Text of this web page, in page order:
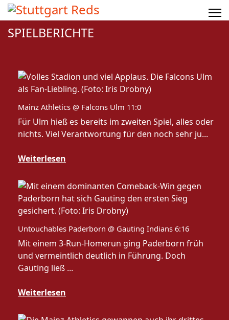
SPIELBERICHTE
Mainz Athletics @ Falcons Ulm 11:0
Für Ulm hieß es bereits im zweiten Spiel, alles oder
nichts. Viel Verantwortung für den noch sehr ju...
Weiterlesen
Untouchables Paderborn @ Gauting Indians 6:16
Mit einem 3-Run-Homerun ging Paderborn früh
und vermeintlich deutlich in Führung. Doch
Gauting ließ ...
Weiterlesen